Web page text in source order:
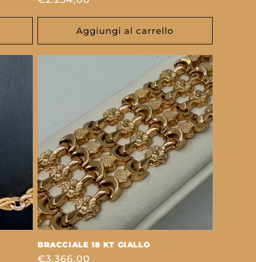
Aggiungi al carrello
BRACCIALE 18 KT GIALLO
Prezzo
€3.366,00